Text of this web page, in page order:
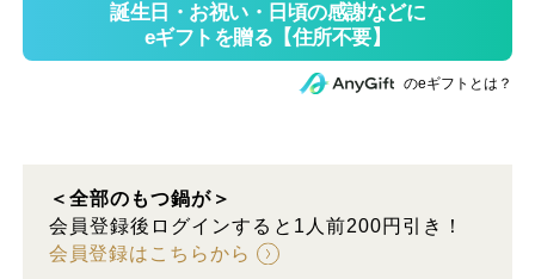
のeギフトとは？
＜全部のもつ鍋が＞
会員登録後ログインすると1人前200円引き！
会員登録はこちらから